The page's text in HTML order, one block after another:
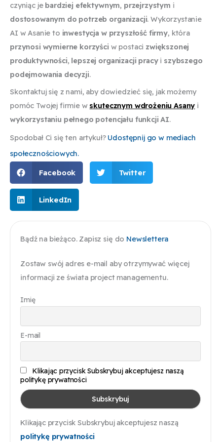
czyniąc je bardziej efektywnym, przejrzystym i
dostosowanym do potrzeb organizacji. Wykorzystanie
AI w Asanie to inwestycja w przyszłość firmy, która
przynosi wymierne korzyści w postaci zwiększonej
produktywności, lepszej organizacji pracyi szybszego
podejmowania decyzji.
Skontaktuj się z nami, aby dowiedzieć się, jak możemy
pomóc Twojej firmie w skutecznym wdrożeniu Asany i
wykorzystaniu pełnego potencjału funkcji AI.
Spodobał Ci się ten artykuł? Udostępnij go w mediach
społecznościowych.
Facebook Twitter
LinkedIn
Bądź na bieżąco. Zapisz się do Newslettera
Zostaw swój adres e-mail aby otrzymywać więcej
informacji ze świata project managementu.
Imię
E-mail
Klikając przycisk Subskrybuj akceptujesz naszą
politykę prywatności
Klikając przycisk Subskrybuj akceptujesz naszą
politykę prywatności